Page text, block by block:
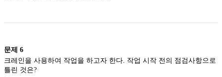
문제 6
크레인을 사용하여 작업을 하고자 한다. 작업 시작 전의 점검사항으로